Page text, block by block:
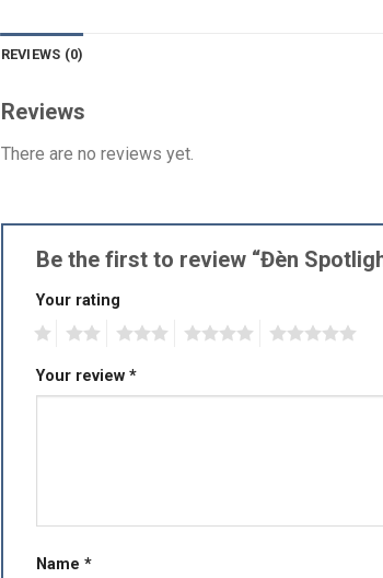
REVIEWS (0)
Reviews
There are no reviews yet.
Be the first to review “Đèn
Your rating
Your review *
Name *